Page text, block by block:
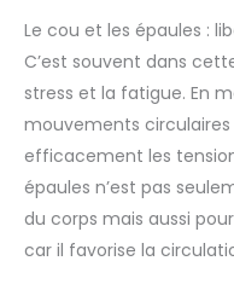
Le cou et les épaules :
C’est souvent dans
stress et la fatigue. En
mouvements
efficacement les
épaules n’est pas
du corps mais aussi
car il favorise la